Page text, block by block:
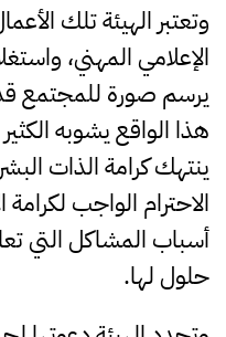
وتعتبر الهيئة تلك
الإعلامي المهني،
يرسم صورة للمجتمع قد
هذا الواقع يشوبه
ينتهك كرامة الذات
الاحترام الواجب
أسباب المشاكل التي
حلول لها.